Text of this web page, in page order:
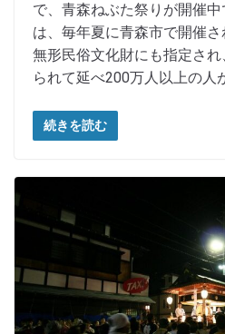
で、青森ねぶた祭りが開催
は、毎年夏に青森市で開催
無形民俗文化財にも指定され
られて延べ200万人以上の人
続きを読む